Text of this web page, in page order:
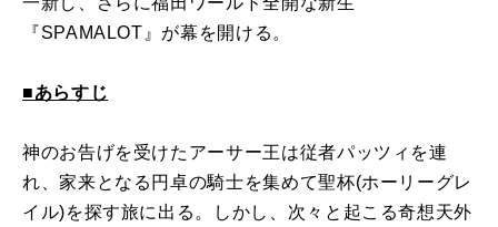
『SPAMALOT』が幕を開ける。
■あらすじ
神のお告げを受けたアーサー王は従者パッツィを連
れ、家来となる円卓の騎士を集めて聖杯(ホーリーグレ
イル)を探す旅に出る。しかし、次々と起こる奇想天外